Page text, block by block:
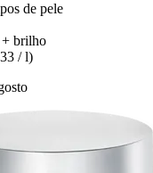
de pele
brilho
/ l)